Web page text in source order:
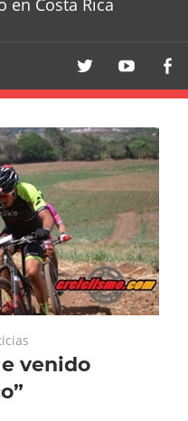
en Costa Rica
venido